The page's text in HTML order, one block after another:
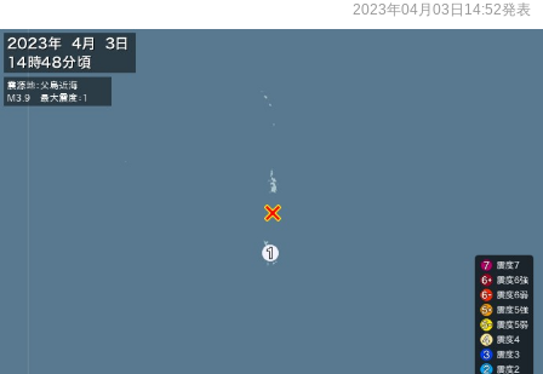
2023年04月03日14:52発表